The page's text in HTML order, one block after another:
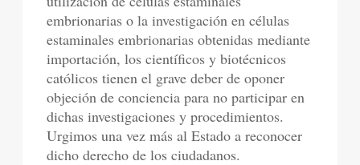
embrionarias o la investigación en células
estaminales embrionarias obtenidas mediante
importación, los científicos y biotécnicos
católicos tienen el grave deber de oponer
objeción de conciencia para no participar en
dichas investigaciones y procedimientos.
Urgimos una vez más al Estado a reconocer
dicho derecho de los ciudadanos.